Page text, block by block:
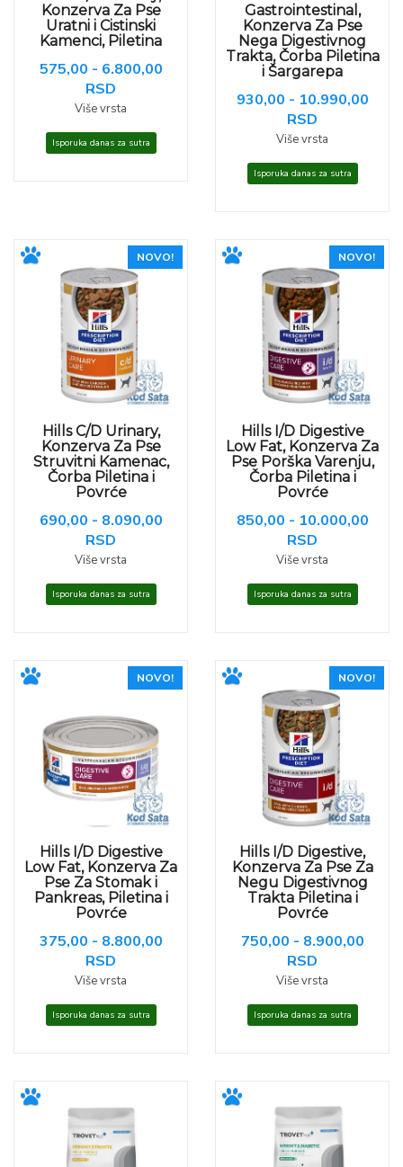
Konzerva Za Pse
Uratni i Cistinski
Kamenci, Piletina
575,00 - 6.800,00
RSD
Više vrsta
Isporuka danas za sutra
Gastrointestinal,
Konzerva Za Pse
Nega Digestivnog
Trakta, Čorba Piletina
i Šargarepa
930,00 - 10.990,00
RSD
Više vrsta
Isporuka danas za sutra
NOVO!
Hills C/D Urinary,
Konzerva Za Pse
Struvitni Kamenac,
Čorba Piletina i
Povrće
690,00 - 8.090,00
RSD
Više vrsta
Isporuka danas za sutra
NOVO!
Hills I/D Digestive
Low Fat, Konzerva Za
Pse Porška Varenju,
Čorba Piletina i
Povrće
850,00 - 10.000,00
RSD
Više vrsta
Isporuka danas za sutra
NOVO!
Hills I/D Digestive
Low Fat, Konzerva Za
Pse Za Stomak i
Pankreas, Piletina i
Povrće
375,00 - 8.800,00
RSD
Više vrsta
Isporuka danas za sutra
NOVO!
Hills I/D Digestive,
Konzerva Za Pse Za
Negu Digestivnog
Trakta Piletina i
Povrće
750,00 - 8.900,00
RSD
Više vrsta
Isporuka danas za sutra